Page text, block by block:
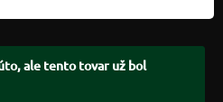
ale tento tovar už bol